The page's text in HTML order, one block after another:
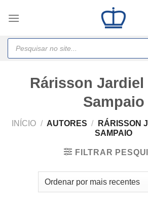
Products
search
Rárisson Jardiel
Sampaio
INÍCIO / AUTORES /
RÁRISSON
SAMPAIO
FILTRAR